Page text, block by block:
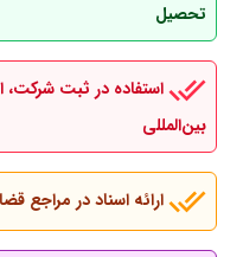
تحصیل
استفاده در ثبت شرکت،
بین‌المللی
ارائه اسناد در مراجع